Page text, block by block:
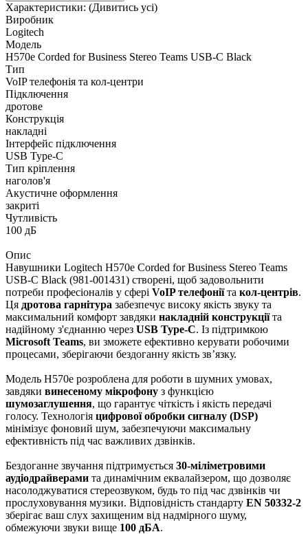
Характеристики: (Дивитись усі)
Виробник
Logitech
Модель
H570e Corded for Business Stereo Teams USB-C Black
Тип
VoIP телефонія та кол-центри
Підключення
дротове
Конструкція
накладні
Інтерфейс підключення
USB Type-C
Тип кріплення
наголов'я
Акустичне оформлення
закриті
Чутливість
100 дБ
Опис
Навушники Logitech H570e Corded for Business Stereo Teams
USB-C Black (981-001431) створені, щоб задовольнити
потреби професіоналів у сфері VoIP телефоніїта кол-центрів.
Ця дротова гарнітура забезпечує високу якість звуку та
максимальний комфорт завдяки накладній конструкціїта
надійному з'єднанню через USB Type-C. Із підтримкою
Microsoft Teams, ви зможете ефективно керувати робочими
процесами, зберігаючи бездоганну якість зв’язку.
Модель H570e розроблена для роботи в шумних умовах,
завдяки винесеному мікрофону з функцією
шумозаглушення, що гарантує чіткість і якість передачі
голосу. Технологія цифрової обробки сигналу (DSP)
мінімізує фоновий шум, забезпечуючи максимальну
ефективність під час важливих дзвінків.
Бездоганне звучання підтримується 30-міліметровими
аудіодрайверами та динамічним еквалайзером, що дозволяє
насолоджуватися стереозвуком, будь то під час дзвінків чи
прослуховування музики. Відповідність стандарту EN 50332-2
зберігає ваш слух захищеним від надмірного шуму,
обмежуючи звуки вище 100 дБА.